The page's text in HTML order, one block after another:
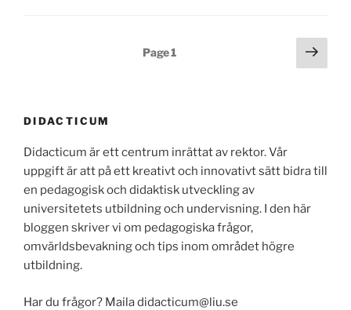
Page1
Next
page
DIDACTICUM
Didacticum är ett centrum inrättat av rektor. Vår
uppgift är att på ett kreativt och innovativt sätt bidra till
en pedagogisk och didaktisk utveckling av
universitetets utbildning och undervisning. I den här
bloggen skriver vi om pedagogiska frågor,
omvärldsbevakning och tips inom området högre
utbildning.
Har du frågor? Maila didacticum@liu.se